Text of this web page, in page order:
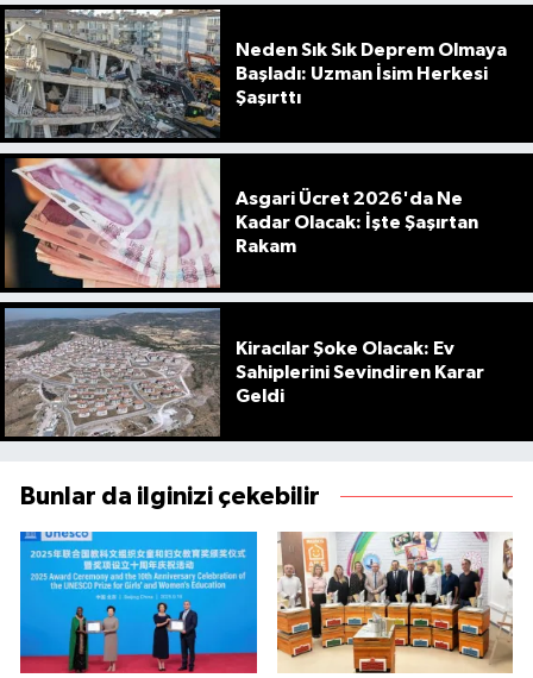
Neden Sık Sık Deprem Olmaya
Başladı: Uzman İsim Herkesi
Şaşırttı
Asgari Ücret 2026'da Ne
Kadar Olacak: İşte Şaşırtan
Rakam
Kiracılar Şoke Olacak: Ev
Sahiplerini Sevindiren Karar
Geldi
Bunlar da ilginizi çekebilir